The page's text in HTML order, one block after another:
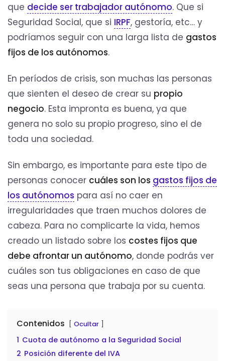
que decide ser trabajador autónomo. Que si
Seguridad Social, que si IRPF, gestoría, etc… y
podríamos seguir con una larga lista de gastos
fijos de los autónomos.
En períodos de crisis, son muchas las personas
que sienten el deseo de crear su propio
negocio. Esta impronta es buena, ya que
genera no solo su propio progreso, sino el de
toda una sociedad.
Sin embargo, es importante para este tipo de
personas conocer cuáles son los gastos fijos de
los autónomos para así no caer en
irregularidades que traen muchos dolores de
cabeza. Para no complicarte la vida, hemos
creado un listado sobre los costes fijos que
debe afrontar un autónomo, donde podrás ver
cuáles son tus obligaciones en caso de que
seas una persona que trabaja por su cuenta.
Contenidos Ocultar
1 Cuota de autónomo a la Seguridad Social
2 Posición diferente del IVA